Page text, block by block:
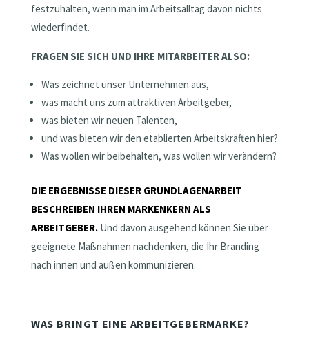
festzuhalten, wenn man im Arbeitsalltag davon nichts
wiederfindet.
FRAGEN SIE SICH UND IHRE MITARBEITER ALSO:
Was zeichnet unser Unternehmen aus,
was macht uns zum attraktiven Arbeitgeber,
was bieten wir neuen Talenten,
und was bieten wir den etablierten Arbeitskräften hier?
Was wollen wir beibehalten, was wollen wir verändern?
DIE ERGEBNISSE DIESER GRUNDLAGENARBEIT
BESCHREIBEN IHREN MARKENKERN ALS
ARBEITGEBER. Und davon ausgehend können Sie über
geeignete Maßnahmen nachdenken, die Ihr Branding
nach innen und außen kommunizieren.
WAS BRINGT EINE ARBEITGEBERMARKE?